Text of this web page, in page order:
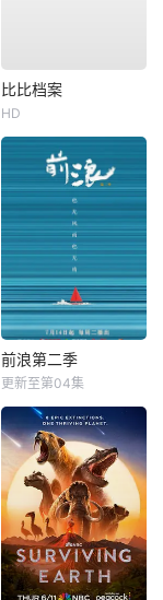
比比档案
HD
前浪第二季
更新至第04集